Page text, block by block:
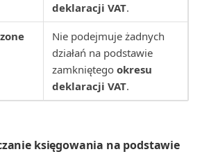
wstrzymane (raport)
zysków i strat (raport)
VAT (raport)
deklaracji VAT.
Nie podejmuje żadnych
działań na podstawie
zamkniętego okresu
deklaracji VAT.
księgowania na podstawie